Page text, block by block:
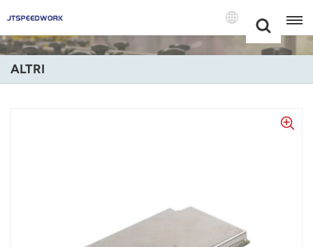
+86 -18681515767
English
Italiano
ALTRI